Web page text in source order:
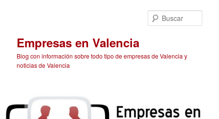
Empresas en Valencia
Blog con información sobre todo tipo de empresas de Valencia y
noticias de Valencia